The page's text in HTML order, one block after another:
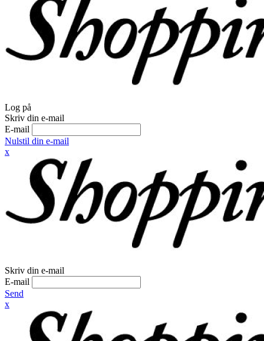
Log på
Skriv din e-mail
E-mail
Nulstil din e-mail
x
Skriv din e-mail
E-mail
Send
x